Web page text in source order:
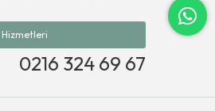
0216 324 69 67